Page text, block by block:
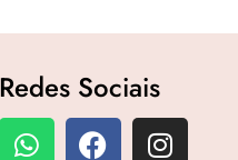
Redes Sociais